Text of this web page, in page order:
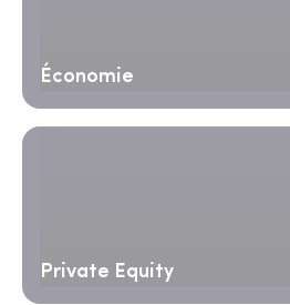
Économie
Private Equity